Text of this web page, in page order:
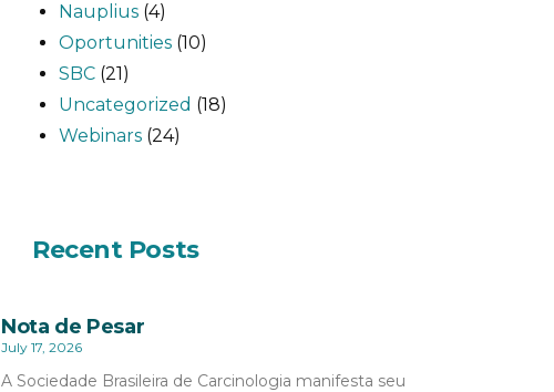
Nauplius(4)
Oportunities(10)
SBC(21)
Uncategorized (18)
Webinars(24)
Recent Posts
Nota de Pesar
July 17, 2026
A Sociedade Brasileira de Carcinologia manifesta seu